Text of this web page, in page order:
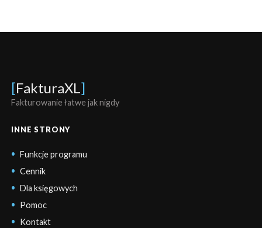
[FakturaXL]
Fakturowanie łatwe jak nigdy
INNE STRONY
Funkcje programu
Cennik
Dla księgowych
Pomoc
Kontakt